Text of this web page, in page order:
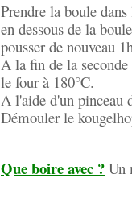
Prendre la boule
en dessous de la
pousser de nouveau
A la fin de la
le four à 180°C.
A l'aide d'un pinceau
Démouler le
Que boire avec ? Un